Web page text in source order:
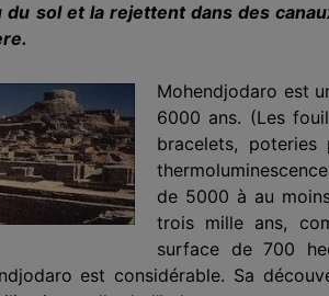
du sol et la rejettent dans des
Mohendjodaro est
6000 ans. (Les
bracelets,
de 5000 à au
trois mille ans,
surface de 700
est considérable. Sa